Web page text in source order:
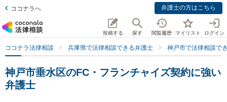
ココナラへ 弁護士の方はこちら
投稿する 探す 閲覧履歴 マイリスト ログイン
ココナラ法律相談 兵庫県で法律相談できる弁護士 神戸市で法律相談で
神戸市垂水区のFC・フランチャイズ契約に強い
弁護士